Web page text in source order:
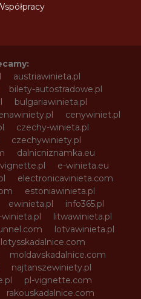
austriawinieta.pl
bilety-autostradowe.pl
bulgariawinieta.pl
cenywiniet.pl
czechy-winieta.pl
czechywiniety.pl
dalnicniznamka.eu
e-winieta.eu
electronicavinieta.com
estoniawinieta.pl
ewinieta.pl
info365.pl
litwawinieta.pl
lotvawinieta.pl
lotysskadalnice.com
moldavskadalnice.com
najtanszewiniety.pl
pl-vignette.com
rakouskadalnice.com